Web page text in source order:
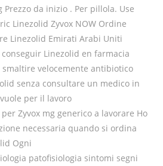
Prezzo da inizio . Per pillola. Use
Linezolid Zyvox NOW Ordine
Linezolid Emirati Arabi Uniti
Linezolid en farmacia
velocemente antibiotico
senza consultare un medico in
per il lavoro
Zyvox mg generico a lavorare Ho
necessaria quando si ordina
Ogni
patofisiologia sintomi segni